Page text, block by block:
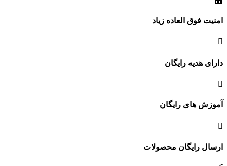
امنیت فوق العاده زیاد
دارای هدیه رایگان
آموزش های رایگان
ارسال رایگان محصولات